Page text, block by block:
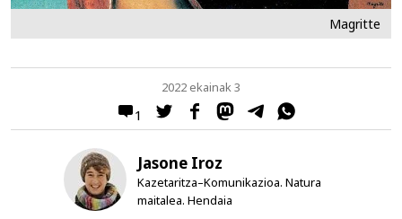
Magritte
1
2022 ekainak 3
Jasone Iroz
Kazetaritza–Komunikazioa. Natura
maitalea. Hendaia